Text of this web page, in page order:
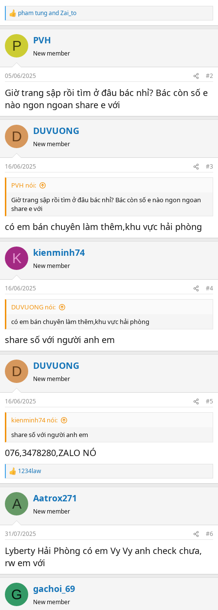
R
e
c
i
s
pham tungandZai_to
P PVH
New member
05/06/2025 #2
Giờ trang sập rồi tìm ở đâu bác nhỉ? Bác còn số e
nào ngon ngoan share e với
D DUVUONG
New member
16/06/2025 #3
PVH nói:
Giờ trang sập rồi tìm ở đâu bác nhỉ? Bác còn số e nào ngon ngoan
share e với
có em bán chuyên làm thêm,khu vực hải phòng
K kienminh74
New member
16/06/2025 #4
DUVUONG nói:
có em bán chuyên làm thêm,khu vực hải phòng
share số với người anh em
D DUVUONG
New member
16/06/2025 #5
kienminh74 nói:
share số với người anh em
076,3478280,ZALO NÓ
R
e
c
i
s
1234law
A Aatrox271
New member
31/07/2025 #6
Lyberty Hải Phòng có em Vy Vy anh check chưa,
rw em với
G gachoi_69
New member